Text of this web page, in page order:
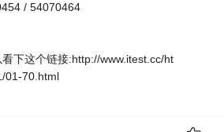
/ 54070464
下这个链接:http://www.itest.cc/ht
01-70.html